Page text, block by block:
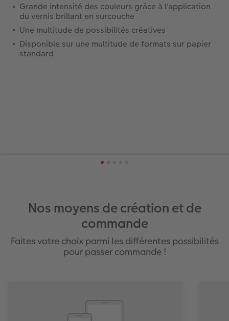
Grande intensité des couleurs grâce à l'application
du vernis brillant en surcouche
Une multitude de possibilités créatives
Disponible sur une multitude de formats sur papier
standard
Nos moyens de création et de
commande
Faites votre choix parmi les différentes possibilités
pour passer commande !